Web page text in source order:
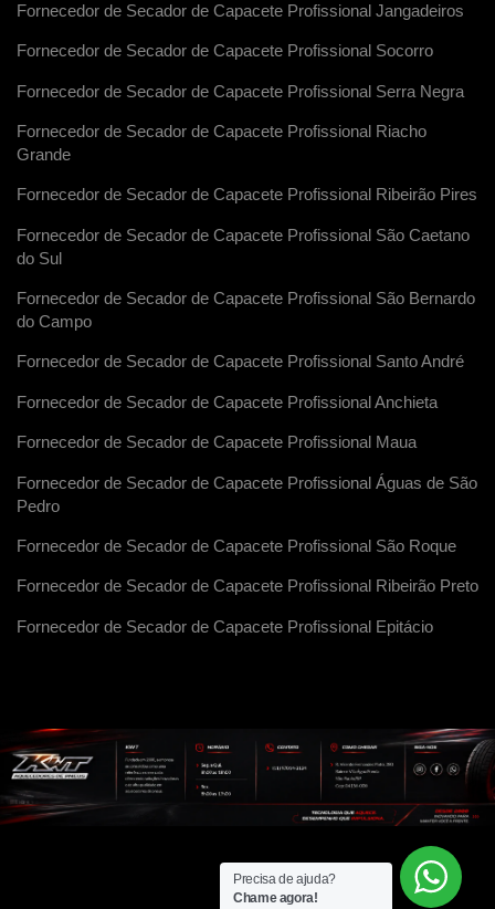
Fornecedor de Secador de Capacete Profissional Jangadeiros
Fornecedor de Secador de Capacete Profissional Socorro
Fornecedor de Secador de Capacete Profissional Serra Negra
Fornecedor de Secador de Capacete Profissional Riacho
Grande
Fornecedor de Secador de Capacete Profissional Ribeirão Pires
Fornecedor de Secador de Capacete Profissional São Caetano
do Sul
Fornecedor de Secador de Capacete Profissional São Bernardo
do Campo
Fornecedor de Secador de Capacete Profissional Santo André
Fornecedor de Secador de Capacete Profissional Anchieta
Fornecedor de Secador de Capacete Profissional Maua
Fornecedor de Secador de Capacete Profissional Águas de São
Pedro
Fornecedor de Secador de Capacete Profissional São Roque
Fornecedor de Secador de Capacete Profissional Ribeirão Preto
Fornecedor de Secador de Capacete Profissional Epitácio
Precisa de ajuda?
Chame agora!